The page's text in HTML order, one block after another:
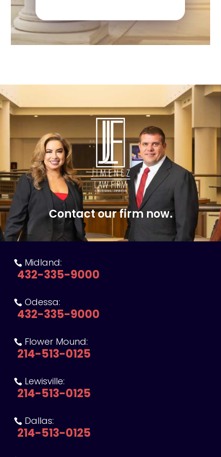
Contact our firm now.
 Midland:
432-335-9000
 Odessa:
432-335-9000
 Flower Mound:
214-513-0125
 Lewisville:
214-513-0125
 Dallas:
214-513-0125